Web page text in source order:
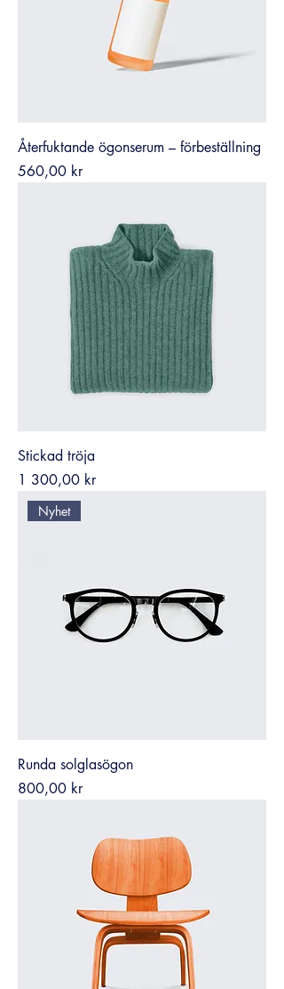
Återfuktande ögonserum – förbeställning
Pris
560,00 kr
Stickad tröja
Pris
1 300,00 kr
Nyhet
Runda solglasögon
Pris
800,00 kr